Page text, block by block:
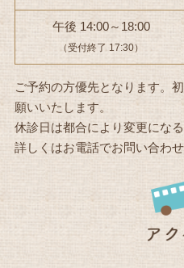
午後 14:00～18:00
（受付終了 17:30）
ご予約の方優先となります。
願いいたします。
休診日は都合により変更になる
詳しくはお電話でお問い合わせ